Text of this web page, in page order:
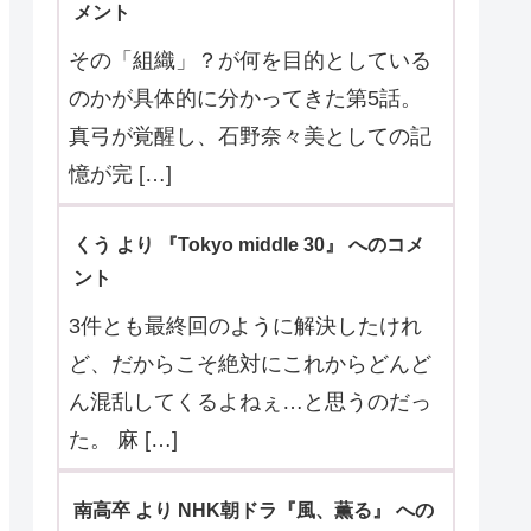
メント
その「組織」？が何を目的としている
のかが具体的に分かってきた第5話。
真弓が覚醒し、石野奈々美としての記
憶が完 […]
くう より 『Tokyo middle 30』 へのコメ
ント
3件とも最終回のように解決したけれ
ど、だからこそ絶対にこれからどんど
ん混乱してくるよねぇ…と思うのだっ
た。 麻 […]
南高卒 より NHK朝ドラ『風、薫る』 への